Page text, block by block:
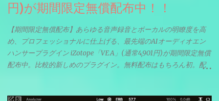
円)が期間限定無償配布中！！
【期間限定無償配布】あらゆる音声録音とボーカルの明瞭度を高
め、プロフェッショナルに仕上げる、最先端のAIオーディオエン
ハンサープラグイン iZotope「VEA」(通常4,901円)が期間限定無償
配布中。比較的新しめのプラグイン。無料配布はもちろん初。配